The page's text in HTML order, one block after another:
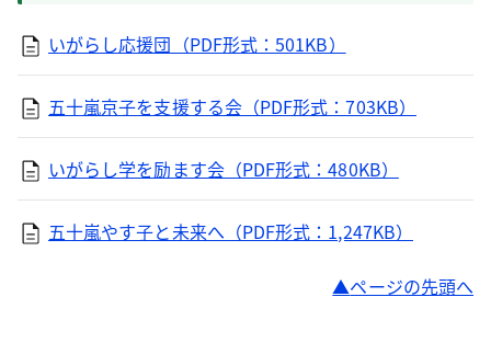
いがらし応援団（PDF形式：501KB）
五十嵐京子を支援する会（PDF形式：703KB）
いがらし学を励ます会（PDF形式：480KB）
五十嵐やす子と未来へ（PDF形式：1,247KB）
ページの先頭へ